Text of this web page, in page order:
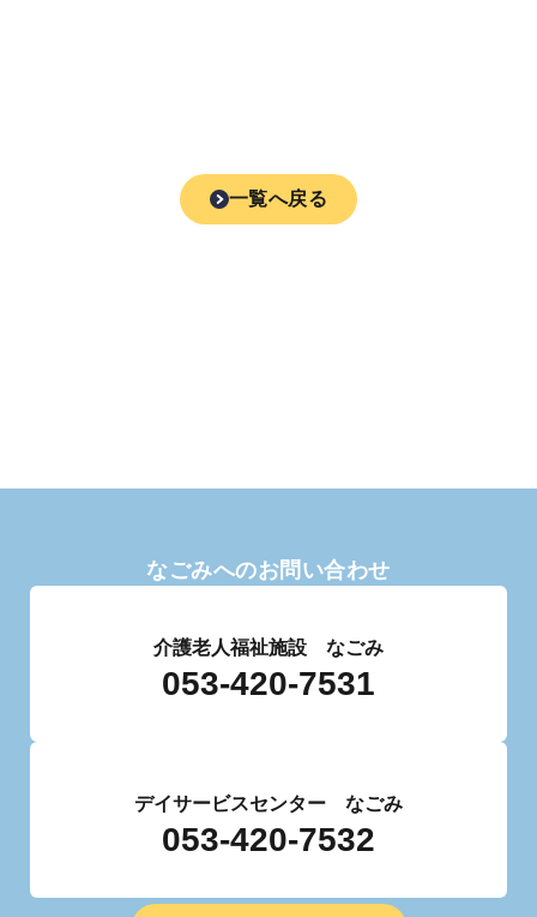
一覧へ戻る
なごみへのお問い合わせ
介護老人福祉施設 なごみ
053-420-7531
デイサービスセンター なごみ
053-420-7532